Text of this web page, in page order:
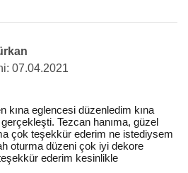
07.04.2021
kına eglencesi düzenledim kına
Tezcan hanıma, güzel
çok teşekkür ederim ne istediysem
oturma düzeni çok iyi dekore
ederim kesinlikle